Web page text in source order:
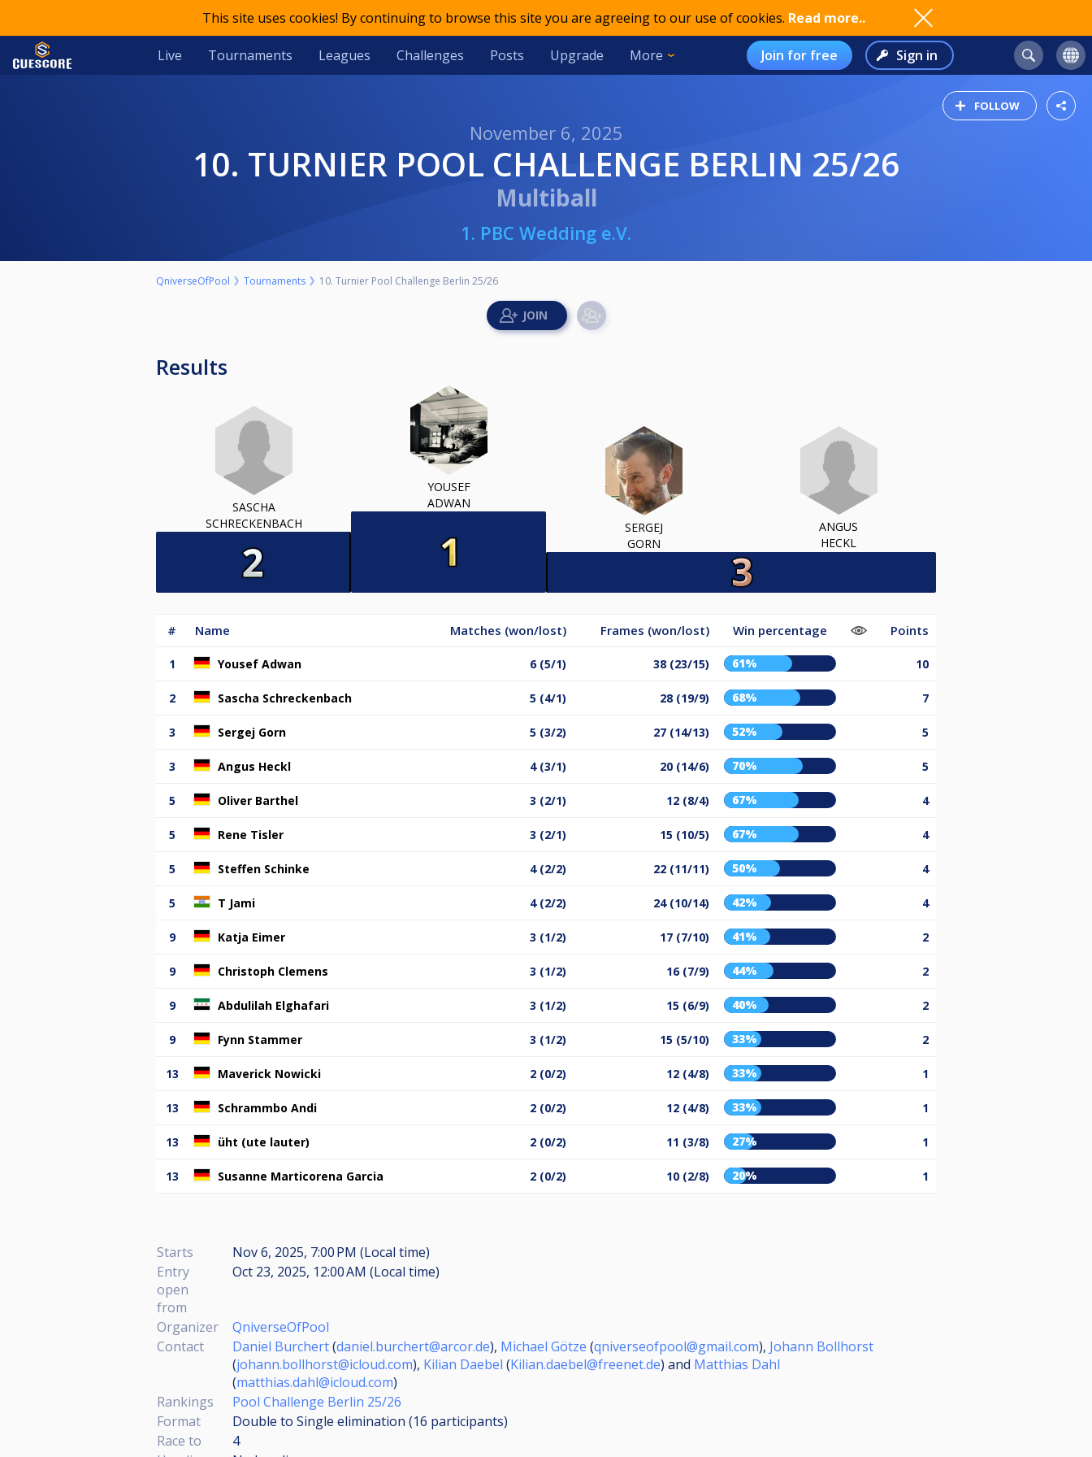
This site uses cookies! By continuing to browse this site you are agreeing to our use of cookies. Read more..
Live Tournaments Leagues Challenges Posts Upgrade More Join for free Sign in
FOLLOW
November 6, 2025
10. TURNIER POOL CHALLENGE BERLIN 25/26
Multiball
1. PBC Wedding e.V.
QniverseOfPool Tournaments 10. Turnier Pool Challenge Berlin 25/26
Results
SASCHA
SCHRECKENBACH
YOUSEF
ADWAN
SERGEJ
GORN
ANGUS
HECKL
# Name Matches (won/lost) Frames (won/lost) Win percentage Points
1 Yousef Adwan 6 (5/1) 38 (23/15) 61% 10
2 Sascha Schreckenbach 5 (4/1) 28 (19/9) 68% 7
3 Sergej Gorn 5 (3/2) 27 (14/13) 52% 5
3 Angus Heckl 4 (3/1) 20 (14/6) 70% 5
5 Oliver Barthel 3 (2/1) 12 (8/4) 67% 4
5 Rene Tisler 3 (2/1) 15 (10/5) 67% 4
5 Steffen Schinke 4 (2/2) 22 (11/11) 50% 4
5 T Jami 4 (2/2) 24 (10/14) 42% 4
9 Katja Eimer 3 (1/2) 17 (7/10) 41% 2
9 Christoph Clemens 3 (1/2) 16 (7/9) 44% 2
9 Abdulilah Elghafari 3 (1/2) 15 (6/9) 40% 2
9 Fynn Stammer 3 (1/2) 15 (5/10) 33% 2
13 Maverick Nowicki 2 (0/2) 12 (4/8) 33% 1
13 Schrammbo Andi 2 (0/2) 12 (4/8) 33% 1
13 üht (ute lauter) 2 (0/2) 11 (3/8) 27% 1
13 Susanne Marticorena Garcia 2 (0/2) 10 (2/8) 20% 1
Starts
Nov 6, 2025, 7:00 PM (Local time)
Entry
open
from
Oct 23, 2025, 12:00 AM (Local time)
Organizer
QniverseOfPool
Contact
Daniel Burchert(daniel.burchert@arcor.de), Michael Götze (qniverseofpool@gmail.com), Johann Bollhorst
(johann.bollhorst@icloud.com), Kilian Daebel (Kilian.daebel@freenet.de) and Matthias Dahl
(matthias.dahl@icloud.com)
Rankings
Pool Challenge Berlin 25/26
Format
Double to Single elimination (16 participants)
Race to
4